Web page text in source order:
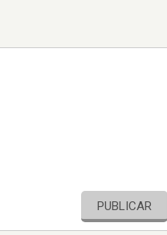
PUBLICAR